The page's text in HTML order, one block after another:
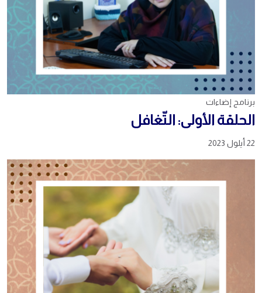
برنامج إضاءات
الحلقة الأولى: التّغافل
22 أيلول 2023